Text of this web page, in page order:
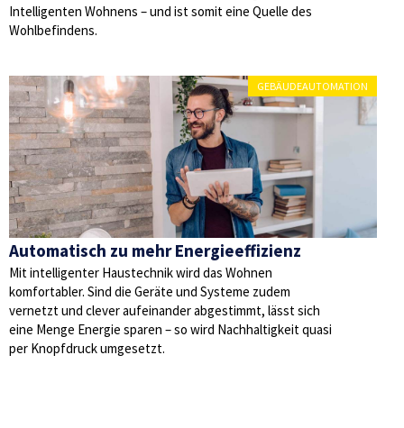
Intelligenten Wohnens – und ist somit eine Quelle des
Wohlbefindens.
GEBÄUDEAUTOMATION
Automatisch zu mehr Energieeffizienz
Mit intelligenter Haustechnik wird das Wohnen
komfortabler. Sind die Geräte und Systeme zudem
vernetzt und clever aufeinander abgestimmt, lässt sich
eine Menge Energie sparen – so wird Nachhaltigkeit quasi
per Knopfdruck umgesetzt.